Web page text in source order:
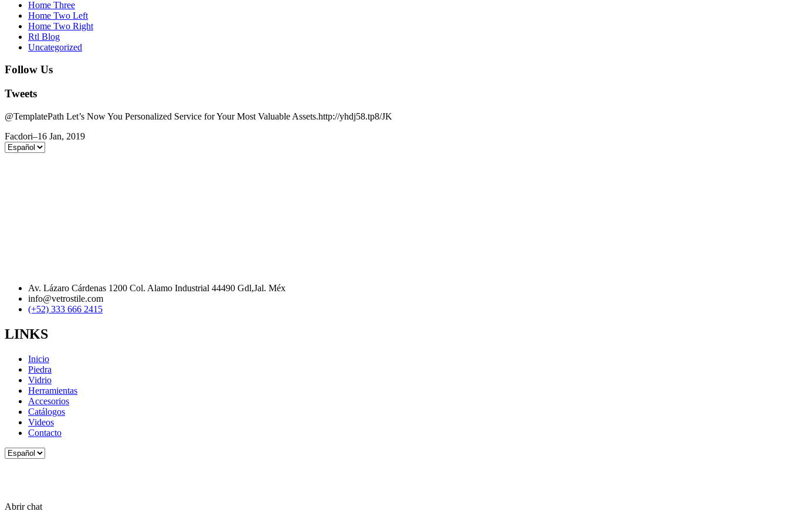
Home Three
Home Two Left
Home Two Right
Rtl Blog
Uncategorized
Follow Us
Tweets
@TemplatePath Let’s Now You Personalized Service for Your Most Valuable Assets.http://yhdj58.tp8/JK
Facdori–16 Jan, 2019
Elegir
Av. Lázaro Cárdenas 1200 Col. Alamo Industrial 44490 Gdl,Jal. Méx
info@vetrostile.com
(+52) 333 666 2415
LINKS
Inicio
Piedra
Vidrio
Herramientas
Accesorios
Catálogos
Videos
Contacto
Elegir
Abrir chat